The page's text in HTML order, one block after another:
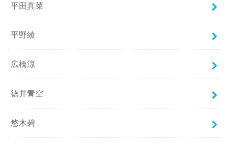
平田真菜
平野綾
広橋涼
徳井青空
悠木碧